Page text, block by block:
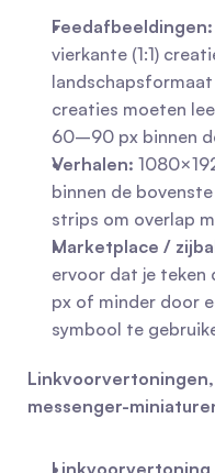
Feedafbeeldingen:
vierkante (1:1)
landschapsformaat
creaties moeten
60–90 px binnen
Verhalen:
binnen de
strips om overlap
Marketplace /
ervoor dat je teken
px of minder door
symbool te
messenger-